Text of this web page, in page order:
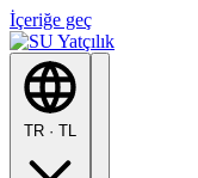
İçeriğe geç
TR · TL